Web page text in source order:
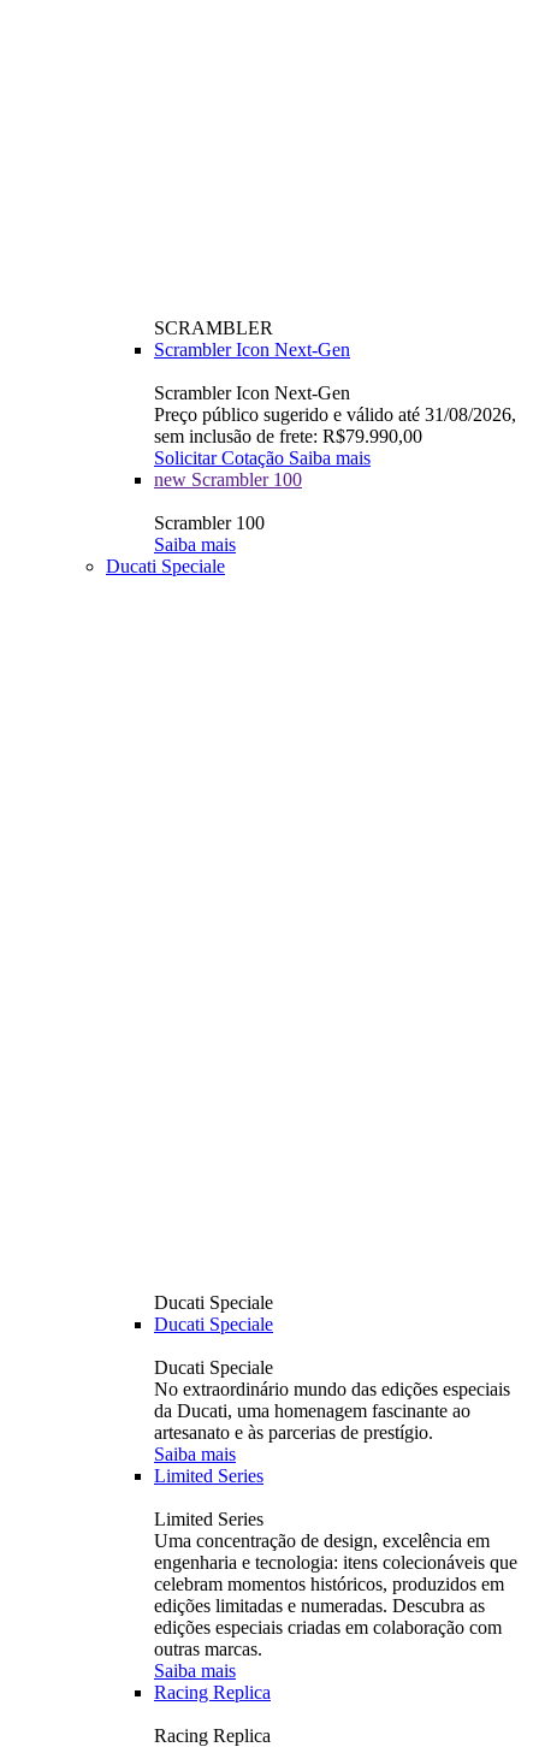
SCRAMBLER
Scrambler Icon Next-Gen
Scrambler Icon Next-Gen
Preço público sugerido e válido até 31/08/2026,
sem inclusão de frete: R$79.990,00
Solicitar Cotação Saiba mais
new Scrambler 100
Scrambler 100
Saiba mais
Ducati Speciale
Ducati Speciale
Ducati Speciale
Ducati Speciale
No extraordinário mundo das edições especiais
da Ducati, uma homenagem fascinante ao
artesanato e às parcerias de prestígio.
Saiba mais
Limited Series
Limited Series
Uma concentração de design, excelência em
engenharia e tecnologia: itens colecionáveis ​​que
celebram momentos históricos, produzidos em
edições limitadas e numeradas. Descubra as
edições especiais criadas em colaboração com
outras marcas.
Saiba mais
Racing Replica
Racing Replica